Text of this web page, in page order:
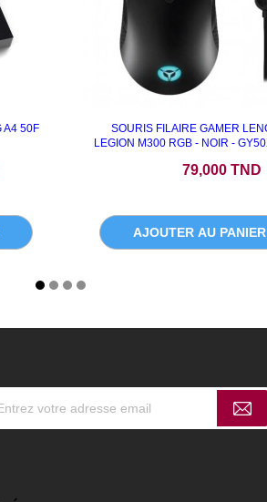
A4 50F
SOURIS FILAIRE GAMER
LEGION M300 RGB - NOIR -
79,000 TND
AJOUTER AU PANIER